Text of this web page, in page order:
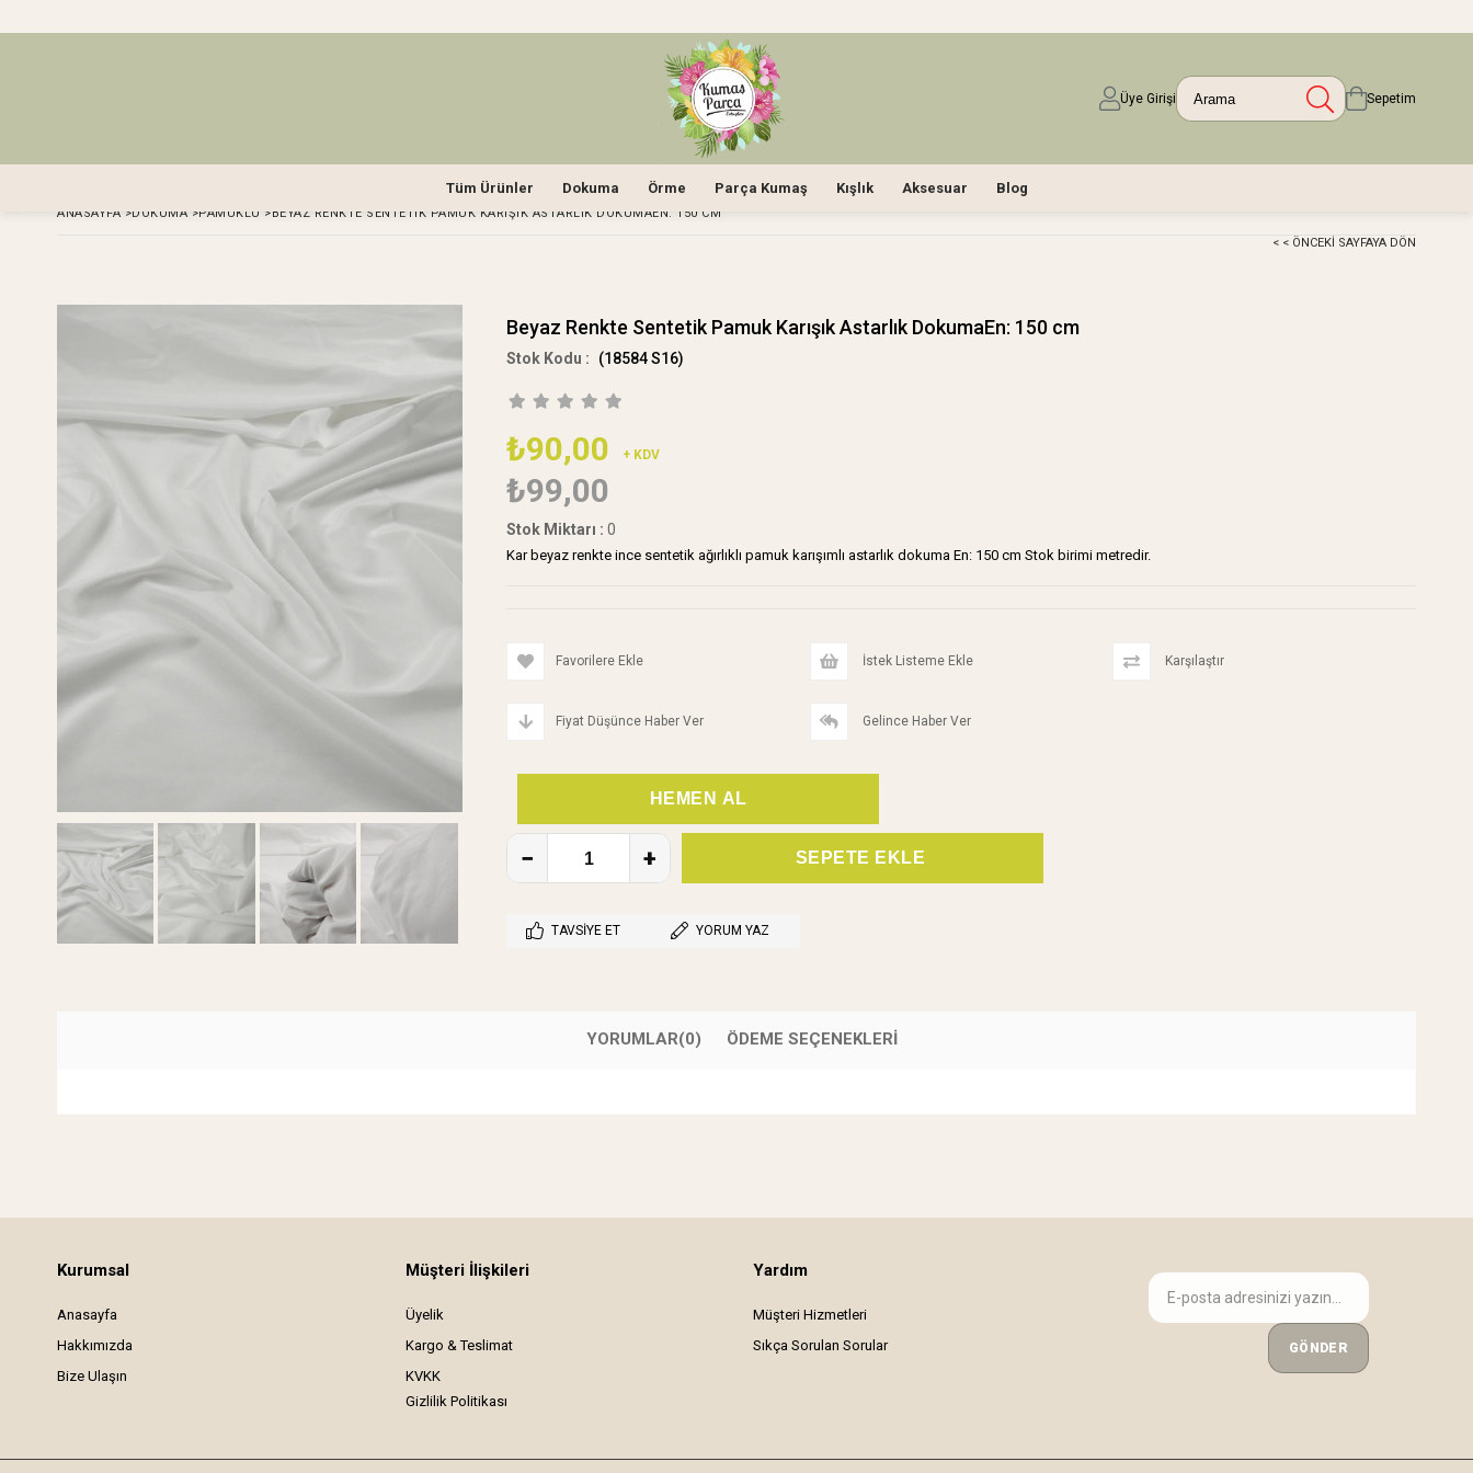
Üye Girişi Sepetim
Tüm Ürünler Dokuma Örme Parça Kumaş Kışlık Aksesuar Blog
ANASAYFA >DOKUMA >PAMUKLU >BEYAZ RENKTE SENTETIK PAMUK KARIŞIK ASTARLIK DOKUMAEN: 150 CM
< < ÖNCEKI SAYFAYA DÖN
Beyaz Renkte Sentetik Pamuk Karışık Astarlık DokumaEn: 150 cm
(18584 S16)
₺90,00 + KDV
₺99,00
Stok Miktarı : 0
Kar beyaz renkte ince sentetik ağırlıklı pamuk karışımlı astarlık dokuma En: 150 cm Stok birimi metredir.
Favorilere Ekle İstek Listeme Ekle Karşılaştır
Fiyat Düşünce Haber Ver Gelince Haber Ver
TAVSIYE ET YORUM YAZ
YORUMLAR(0) ÖDEME SEÇENEKLERI
Kurumsal
Anasayfa
Hakkımızda
Bize Ulaşın
Müşteri İlişkileri
Üyelik
Kargo & Teslimat
KVKK
Gizlilik Politikası
Yardım
Müşteri Hizmetleri
Sıkça Sorulan Sorular
GÖNDER